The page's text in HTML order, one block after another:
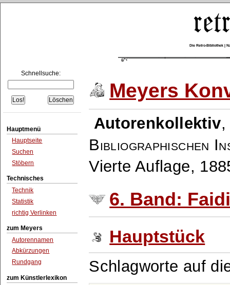
Die Retro-Bibliothek |
Schnellsuche:
Hauptmenü
Hauptseite
Suchen
Stöbern
Technisches
Technik
Statistik
richtig Verlinken
zum Meyers
Autorennamen
Abkürzungen
Rundgang
zum Künstlerlexikon
Meyers
Autorenkollektiv
Bibliographischen
Vierte Auflage,
6. Band:
Hauptstück
Schlagworte auf